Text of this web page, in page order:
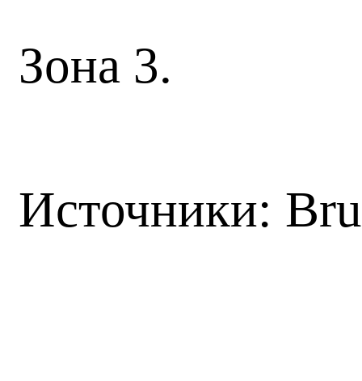
Зона 3.
Источники: